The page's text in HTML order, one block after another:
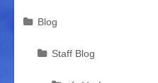
Blog
Staff Blog